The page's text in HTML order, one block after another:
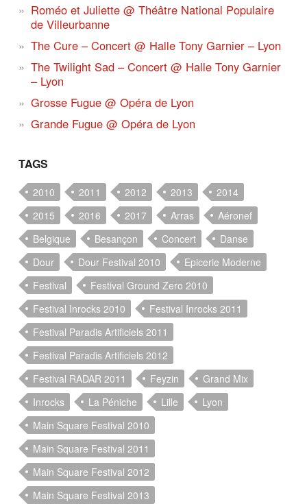
Roméo et Juliette @ Théâtre National Populaire
de Villeurbanne
The Cure – Concert @ Halle Tony Garnier – Lyon
The Twilight Sad – Concert @ Halle Tony Garnier
– Lyon
Grosse Fugue @ Opéra de Lyon
Grande Fugue @ Opéra de Lyon
TAGS
2010 2011 2012 2013
2014
2015
2016 2017 Arras
Aéronef
Belgique
Besançon Concert
Danse
Dour
Dour Festival 2010
Epicerie Moderne
Festival
Festival Ground Zero 2010
Festival Inrocks 2010
Festival Inrocks 2011
Festival Paradis Artificiels 2011
Festival Paradis Artificiels 2012
Festival RADAR 2011
Feyzin
Grand Mix
Inrocks
La Péniche Lille
Lyon
Main Square Festival 2010
Main Square Festival 2011
Main Square Festival 2012
Main Square Festival 2013